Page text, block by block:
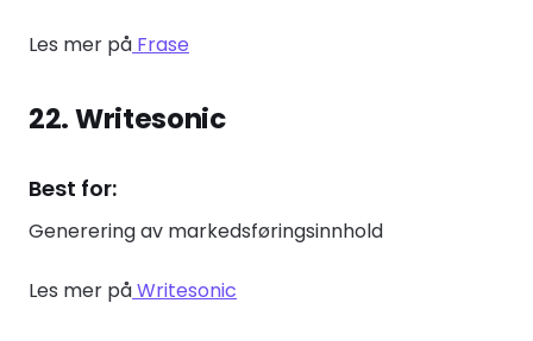
Les mer på Frase
22. Writesonic
Best for:
Generering av markedsføringsinnhold
Les mer påWritesonic